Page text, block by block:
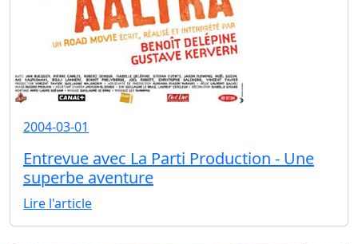
2004-03-01
Entrevue avec La Parti Production - Une
superbe aventure
Lire l'article